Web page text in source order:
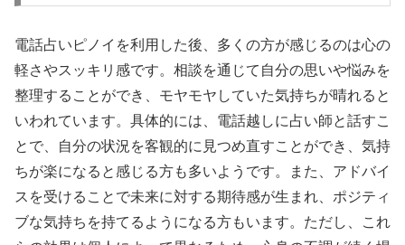
電話占いピノイを利用した後、多くの方が感じるのは心の
軽さやスッキリ感です。相談を通じて自分の思いや悩みを
整理することができ、モヤモヤしていた気持ちが晴れると
いわれています。具体的には、電話越しに占い師と話すこ
とで、自分の状況を客観的に見つめ直すことができ、気持
ちが楽になると感じる方も多いようです。また、アドバイ
スを受けることで未来に対する期待感が生まれ、ポジティ
ブな気持ちを持てるようになる方もいます。ただし、これ